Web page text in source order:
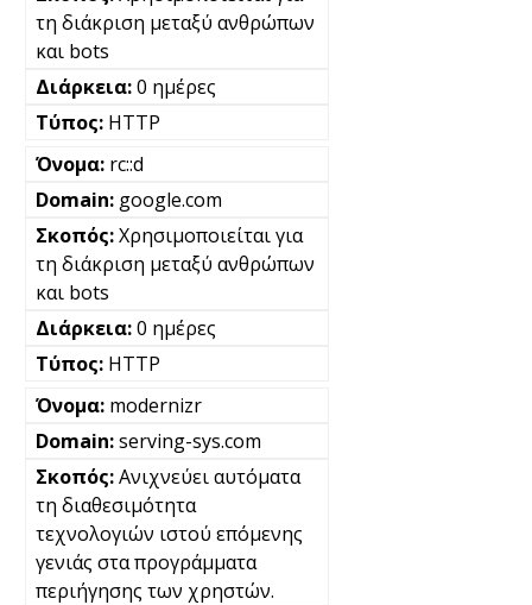
τη διάκριση μεταξύ ανθρώπων
και bots
0 ημέρες
HTTP
rc::d
google.com
Χρησιμοποιείται για
τη διάκριση μεταξύ ανθρώπων
και bots
0 ημέρες
HTTP
modernizr
serving-sys.com
Ανιχνεύει αυτόματα
τη διαθεσιμότητα
τεχνολογιών ιστού επόμενης
γενιάς στα προγράμματα
περιήγησης των χρηστών.